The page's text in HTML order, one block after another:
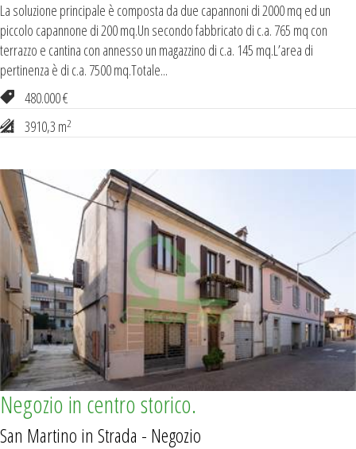
La soluzione principale è composta da due capannoni di 2000 mq ed un
piccolo capannone di 200 mq.Un secondo fabbricato di c.a. 765 mq con
terrazzo e cantina con annesso un magazzino di c.a. 145 mq.L’area di
pertinenza è di c.a. 7500 mq.Totale...
480.000 €
3910,3 m2
Negozio in centro storico.
San Martino in Strada - Negozio